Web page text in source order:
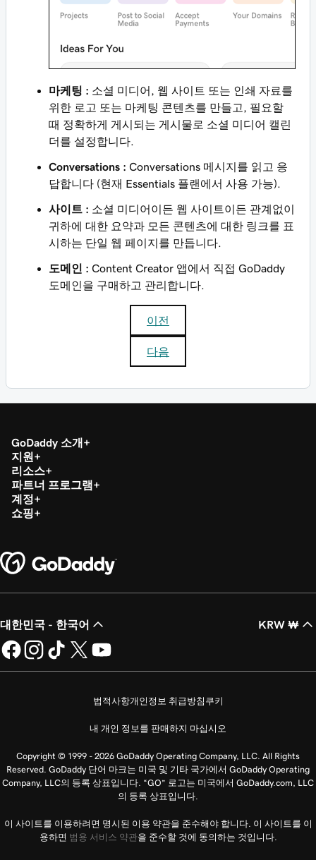
마케팅 : 소셜 미디어, 웹 사이트 또는 인쇄 자료를
위한 로고 또는 마케팅 콘텐츠를 만들고, 필요할
때 정확하게 게시되는 게시물로 소셜 미디어 캘린
더를 설정합니다.
Conversations : Conversations 메시지를 읽고 응
답합니다 (현재 Essentials 플랜에서 사용 가능).
사이트 : 소셜 미디어이든 웹 사이트이든 관계없이
귀하에 대한 요약과 모든 콘텐츠에 대한 링크를 표
시하는 단일 웹 페이지를 만듭니다.
도메인 : Content Creator 앱에서 직접 GoDaddy
도메인을 구매하고 관리합니다.
이전
다음
GoDaddy 소개
지원
리소스
파트너 프로그램
계정
쇼핑
대한민국 - 한국어 KRW ₩
법적사항개인정보 취급방침 쿠키
내 개인 정보를 판매하지 마십시오
Copyright © 1999 - 2026 GoDaddy Operating Company, LLC. All Rights
Reserved. GoDaddy 단어 마크는 미국 및 기타 국가에서 GoDaddy Operating
Company, LLC의 등록 상표입니다. “GO” 로고는 미국에서 GoDaddy.com, LLC
의 등록 상표입니다.
이 사이트를 이용하려면 명시된 이용 약관을 준수해야 합니다. 이 사이트를 이
용하면 범용 서비스 약관을 준수할 것에 동의하는 것입니다.